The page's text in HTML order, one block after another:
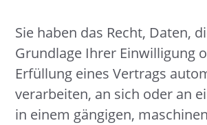
Sie haben das Recht, Daten,
Grundlage Ihrer Einwilligung
Erfüllung eines Vertrags
verarbeiten, an sich oder an
in einem gängigen,